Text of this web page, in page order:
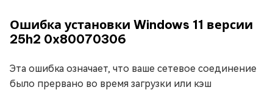
Ошибка установки Windows 11 версии
25h2 0x80070306
Эта ошибка означает, что ваше сетевое соединение
было прервано во время загрузки или кэш